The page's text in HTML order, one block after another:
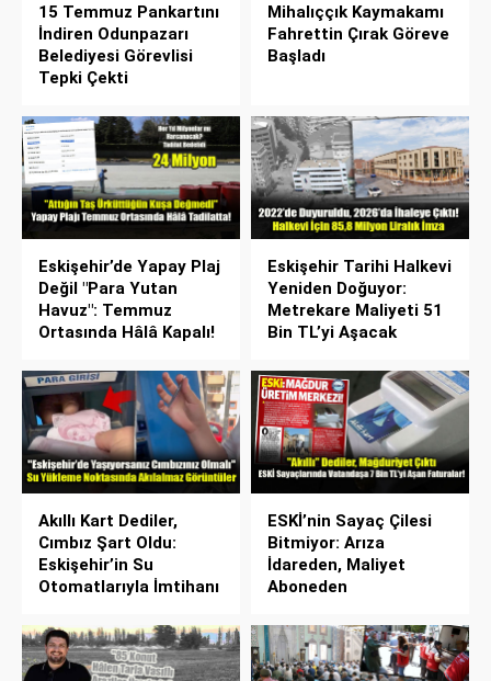
15 Temmuz Pankartını
İndiren Odunpazarı
Belediyesi Görevlisi
Tepki Çekti
Mihalıççık Kaymakamı
Fahrettin Çırak Göreve
Başladı
Eskişehir’de Yapay Plaj
Değil "Para Yutan
Havuz": Temmuz
Ortasında Hâlâ Kapalı!
Eskişehir Tarihi Halkevi
Yeniden Doğuyor:
Metrekare Maliyeti 51
Bin TL’yi Aşacak
Akıllı Kart Dediler,
Cımbız Şart Oldu:
Eskişehir’in Su
Otomatlarıyla İmtihanı
ESKİ’nin Sayaç Çilesi
Bitmiyor: Arıza
İdareden, Maliyet
Aboneden